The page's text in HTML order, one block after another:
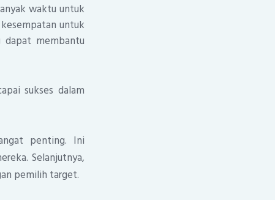
waktu untuk
untuk
dapat membantu
sukses dalam
penting. Ini
Selanjutnya,
pemilih target.